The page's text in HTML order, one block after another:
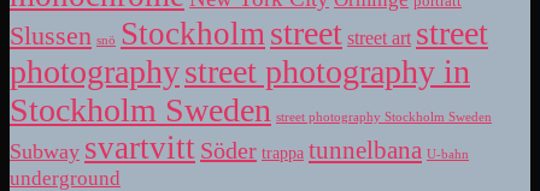
Slussen snö Stockholm street street art street
photographystreet photography in
Stockholm Sweden street photography Stockholm Sweden
Subway svartvitt Söder trappa tunnelbana U-bahn
underground